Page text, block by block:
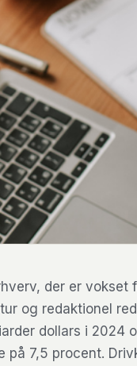
der er vokset
og redaktionel
dollars i 2024
7,5 procent.